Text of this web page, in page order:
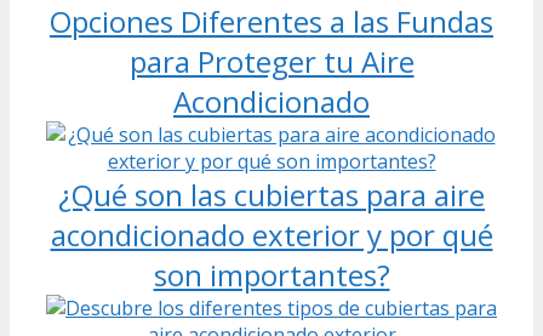
Opciones Diferentes a las Fundas
para Proteger tu Aire
Acondicionado
¿Qué son las cubiertas para aire
acondicionado exterior y por qué
son importantes?